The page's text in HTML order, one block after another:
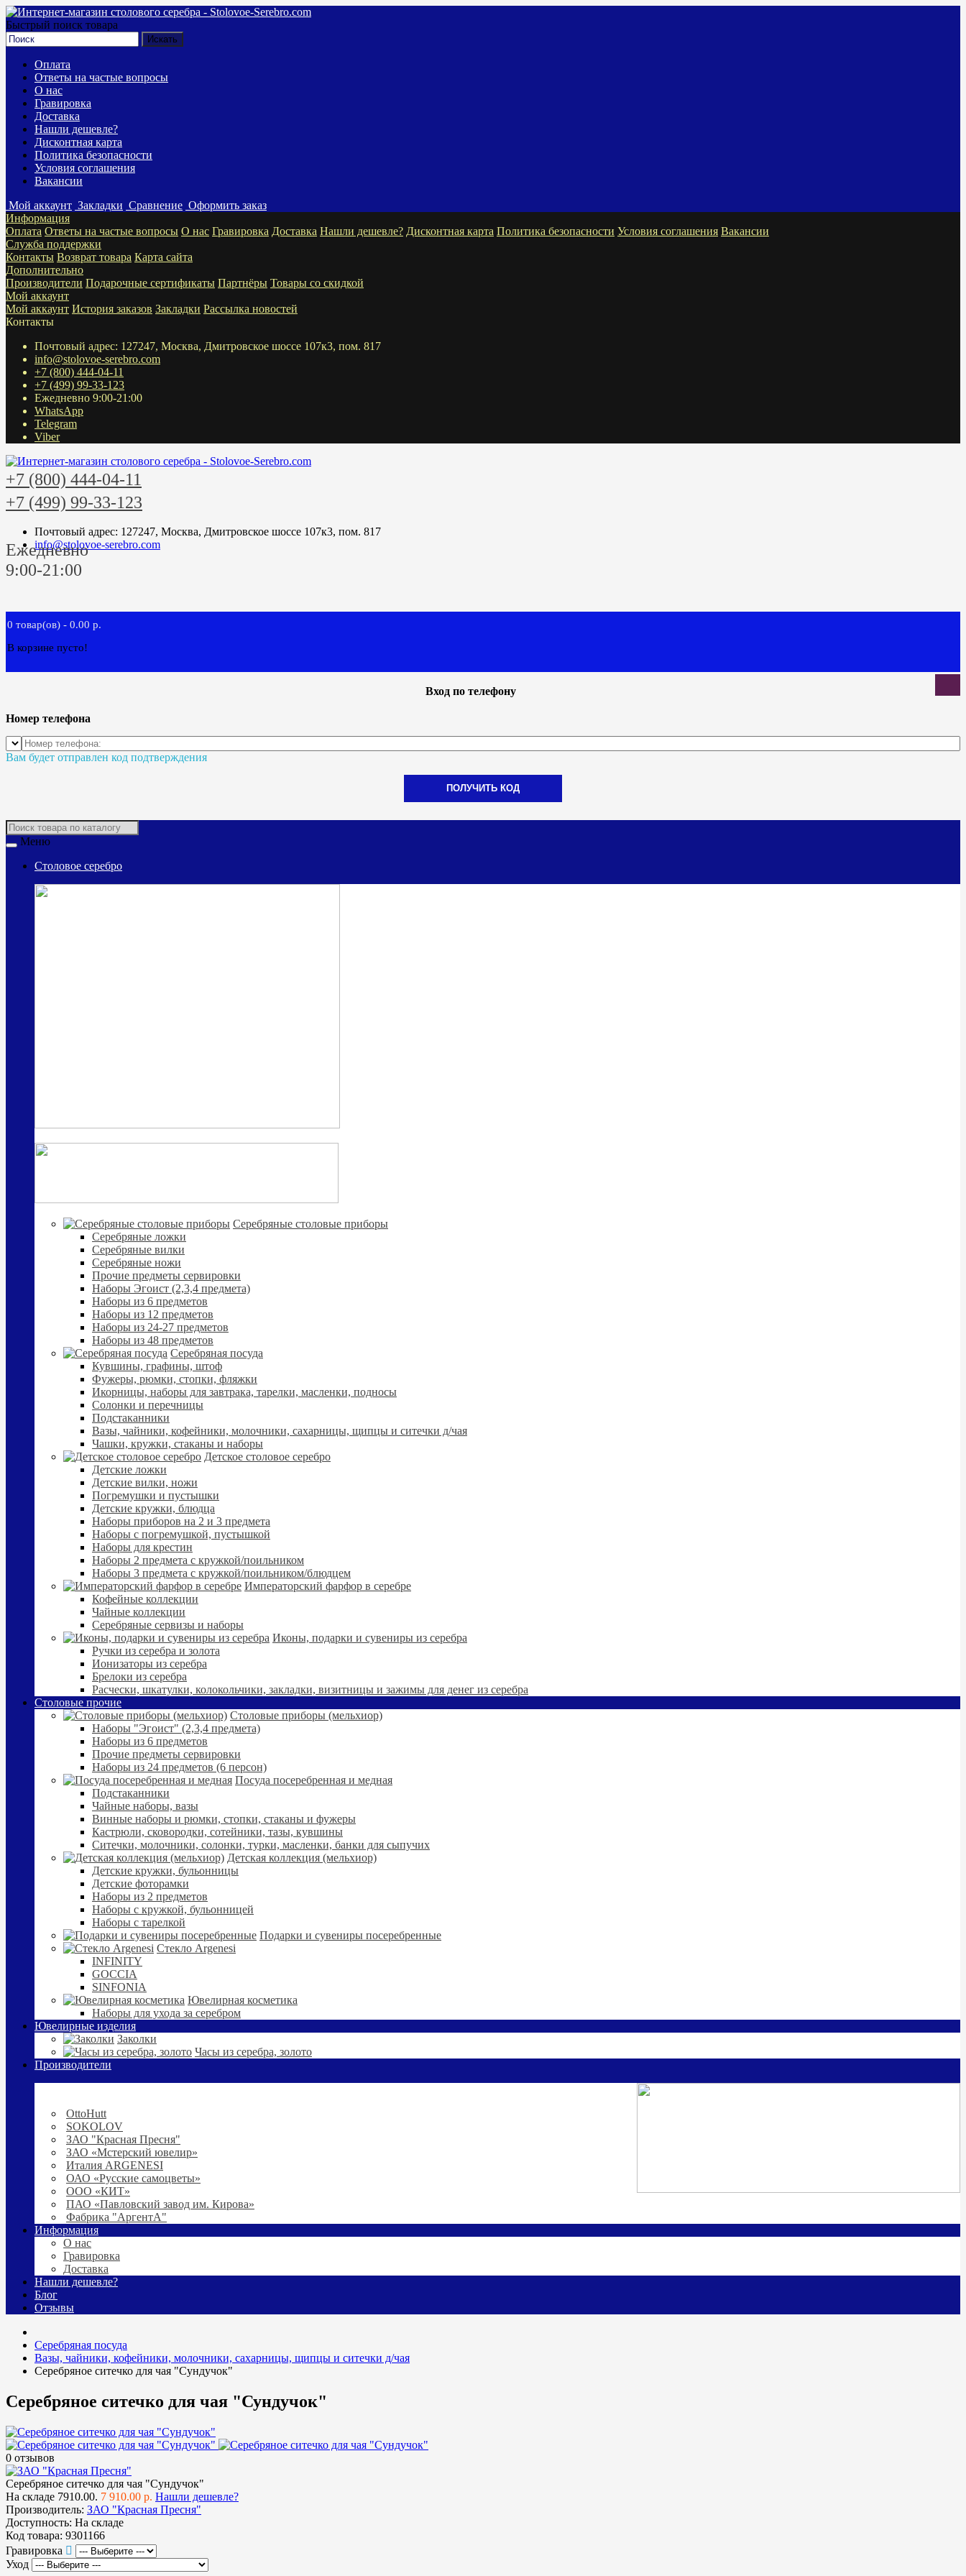
Быстрый поиск товара
Оплата
Ответы на частые вопросы
О нас
Гравировка
Доставка
Нашли дешевле?
Дисконтная карта
Политика безопасности
Условия соглашения
Вакансии
Мой аккаунт Закладки Сравнение Оформить заказ
Информация
Оплата Ответы на частые вопросы О нас Гравировка Доставка Нашли дешевле? Дисконтная карта Политика безопасности Условия соглашения Вакансии
Служба поддержки
Контакты Возврат товара Карта сайта
Дополнительно
Производители Подарочные сертификаты Партнёры Товары со скидкой
Мой аккаунт
Мой аккаунт История заказов Закладки Рассылка новостей
Контакты
Почтовый адрес: 127247, Москва, Дмитровское шоссе 107к3, пом. 817
info@stolovoe-serebro.com
+7 (800) 444-04-11
+7 (499) 99-33-123
Ежедневно 9:00-21:00
WhatsApp
Telegram
Viber
+7 (800) 444-04-11
+7 (499) 99-33-123
Почтовый адрес: 127247, Москва, Дмитровское шоссе 107к3, пом. 817
info@stolovoe-serebro.com
Ежедневно
9:00-21:00
0 товар(ов) - 0.00 р.
В корзине пусто!
Вход по телефону
Номер телефона
Вам будет отправлен код подтверждения
ПОЛУЧИТЬ КОД
Меню
Столовое серебро
Cеребряные столовые приборы
Серебряные ложки
Серебряные вилки
Серебряные ножи
Прочие предметы сервировки
Наборы Эгоист (2,3,4 предмета)
Наборы из 6 предметов
Наборы из 12 предметов
Наборы из 24-27 предметов
Наборы из 48 предметов
Серебряная посуда
Кувшины, графины, штоф
Фужеры, рюмки, стопки, фляжки
Икорницы, наборы для завтрака, тарелки, масленки, подносы
Солонки и перечницы
Подстаканники
Вазы, чайники, кофейники, молочники, сахарницы, щипцы и ситечки д/чая
Чашки, кружки, стаканы и наборы
Детское столовое серебро
Детские ложки
Детские вилки, ножи
Погремушки и пустышки
Детские кружки, блюдца
Наборы приборов на 2 и 3 предмета
Наборы с погремушкой, пустышкой
Наборы для крестин
Наборы 2 предмета с кружкой/поильником
Наборы 3 предмета с кружкой/поильником/блюдцем
Императорский фарфор в серебре
Кофейные коллекции
Чайные коллекции
Серебряные сервизы и наборы
Иконы, подарки и сувениры из серебра
Ручки из серебра и золота
Ионизаторы из серебра
Брелоки из серебра
Расчески, шкатулки, колокольчики, закладки, визитницы и зажимы для денег из серебра
Столовые прочие
Столовые приборы (мельхиор)
Наборы "Эгоист" (2,3,4 предмета)
Наборы из 6 предметов
Прочие предметы сервировки
Наборы из 24 предметов (6 персон)
Посуда посеребренная и медная
Подстаканники
Чайные наборы, вазы
Винные наборы и рюмки, стопки, стаканы и фужеры
Кастрюли, сковородки, сотейники, тазы, кувшины
Ситечки, молочники, солонки, турки, масленки, банки для сыпучих
Детская коллекция (мельхиор)
Детские кружки, бульонницы
Детские фоторамки
Наборы из 2 предметов
Наборы с кружкой, бульонницей
Наборы с тарелкой
Подарки и сувениры посеребренные
Стекло Argenesi
INFINITY
GOCCIA
SINFONIA
Ювелирная косметика
Наборы для ухода за серебром
Ювелирные изделия
Заколки
Часы из серебра, золото
Производители
OttoHutt
SOKOLOV
ЗАО "Красная Пресня"
ЗАО «Мстерский ювелир»
Италия ARGENESI
ОАО «Русские самоцветы»
ООО «КИТ»
ПАО «Павловский завод им. Кирова»
Фабрика "АргентА"
Информация
О нас
Гравировка
Доставка
Нашли дешевле?
Блог
Отзывы
Серебряная посуда
Вазы, чайники, кофейники, молочники, сахарницы, щипцы и ситечки д/чая
Серебряное ситечко для чая "Сундучок"
Серебряное ситечко для чая "Сундучок"
0 отзывов
Серебряное ситечко для чая "Сундучок"
На складе 7910.00. 7 910.00 р. Нашли дешевле?
Производитель: ЗАО "Красная Пресня"
Доступность: На складе
Код товара: 9301166
Гравировка
Уход